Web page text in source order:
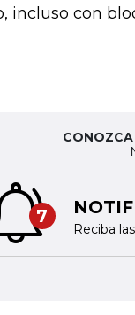
incluso con
CONOZCA
7
Reciba
slide